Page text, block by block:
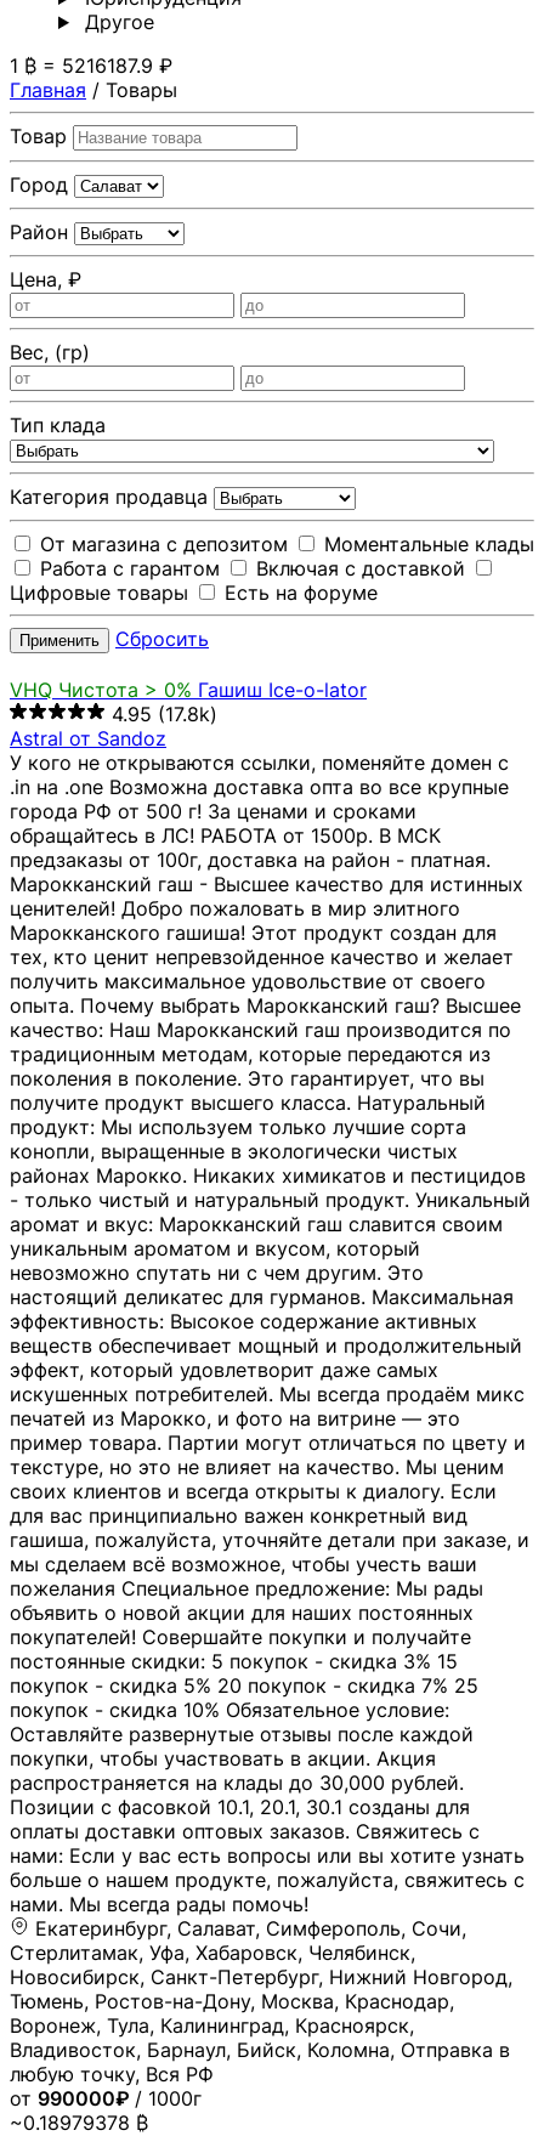
Другoе
1 ₿ = 5216187.9 ₽
Главная / Товары
Товар
Город
Район
Цена, ₽
Вес, (гр)
Тип клада
Категория продавца
От магазина с депозитом
Моментальные клады
Работа с гарантом
Включая с доставкой
Цифровые товары
Есть на форуме
Применить Сбросить
VHQ Чистота > 0% Гашиш Ice-o-lator
4.95 (17.8k)
Astral от Sandoz
У кого не открываются ссылки, поменяйте домен с
.in на .one Возможна доставка опта во все крупные
города РФ от 500 г! За ценами и сроками
обращайтесь в ЛС! РАБОТА от 1500р. В МСК
предзаказы от 100г, доставка на район - платная.
Марокканский гаш - Высшее качество для истинных
ценителей! Добро пожаловать в мир элитного
Марокканского гашиша! Этот продукт создан для
тех, кто ценит непревзойденное качество и желает
получить максимальное удовольствие от своего
опыта. Почему выбрать Марокканский гаш? Высшее
качество: Наш Марокканский гаш производится по
традиционным методам, которые передаются из
поколения в поколение. Это гарантирует, что вы
получите продукт высшего класса. Натуральный
продукт: Мы используем только лучшие сорта
конопли, выращенные в экологически чистых
районах Марокко. Никаких химикатов и пестицидов
- только чистый и натуральный продукт. Уникальный
аромат и вкус: Марокканский гаш славится своим
уникальным ароматом и вкусом, который
невозможно спутать ни с чем другим. Это
настоящий деликатес для гурманов. Максимальная
эффективность: Высокое содержание активных
веществ обеспечивает мощный и продолжительный
эффект, который удовлетворит даже самых
искушенных потребителей. Мы всегда продаём микс
печатей из Марокко, и фото на витрине — это
пример товара. Партии могут отличаться по цвету и
текстуре, но это не влияет на качество. Мы ценим
своих клиентов и всегда открыты к диалогу. Если
для вас принципиально важен конкретный вид
гашиша, пожалуйста, уточняйте детали при заказе, и
мы сделаем всё возможное, чтобы учесть ваши
пожелания Специальное предложение: Мы рады
объявить о новой акции для наших постоянных
покупателей! Совершайте покупки и получайте
постоянные скидки: 5 покупок - скидка 3% 15
покупок - скидка 5% 20 покупок - скидка 7% 25
покупок - скидка 10% Обязательное условие:
Оставляйте развернутые отзывы после каждой
покупки, чтобы участвовать в акции. Акция
распространяется на клады до 30,000 рублей.
Позиции с фасовкой 10.1, 20.1, 30.1 созданы для
оплаты доставки оптовых заказов. Свяжитесь с
нами: Если у вас есть вопросы или вы хотите узнать
больше о нашем продукте, пожалуйста, свяжитесь с
нами. Мы всегда рады помочь!
Екатеринбург, Салават, Симферополь, Сочи,
Стерлитамак, Уфа, Хабаровск, Челябинск,
Новосибирск, Санкт-Петербург, Нижний Новгород,
Тюмень, Ростов-на-Дону, Москва, Краснодар,
Воронеж, Тула, Калининград, Красноярск,
Владивосток, Барнаул, Бийск, Коломна, Отправка в
любую точку, Вся РФ
от 990000₽ / 1000г
~0.18979378 ₿